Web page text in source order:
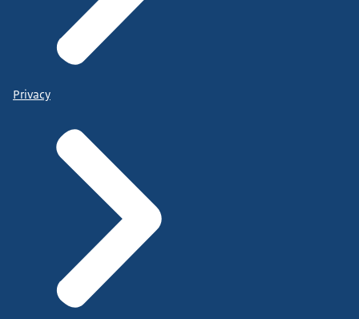
Privacy